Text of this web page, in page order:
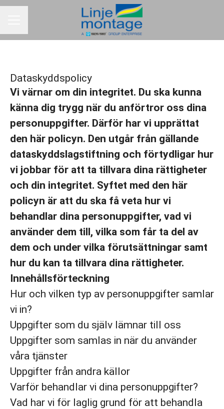
Dataskyddspolicy
Vi värnar om din integritet. Du ska kunna
känna dig trygg när du anförtror oss dina
personuppgifter. Därför har vi upprättat
den här policyn. Den utgår från gällande
dataskyddslagstiftning och förtydligar hur
vi jobbar för att ta tillvara dina rättigheter
och din integritet. Syftet med den här
policyn är att du ska få veta hur vi
behandlar dina personuppgifter, vad vi
använder dem till, vilka som får ta del av
dem och under vilka förutsättningar samt
hur du kan ta tillvara dina rättigheter.
Innehållsförteckning
Hur och vilken typ av personuppgifter samlar
vi in?
Uppgifter som du själv lämnar till oss
Uppgifter som samlas in när du använder
våra tjänster
Uppgifter från andra källor
Varför behandlar vi dina personuppgifter?
Vad har vi för laglig grund för att behandla